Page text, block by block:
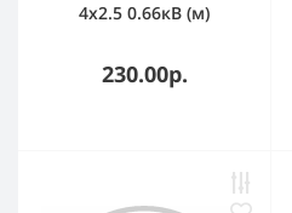
4х2.5 0.66кВ (м)
62017180753
230.00р.